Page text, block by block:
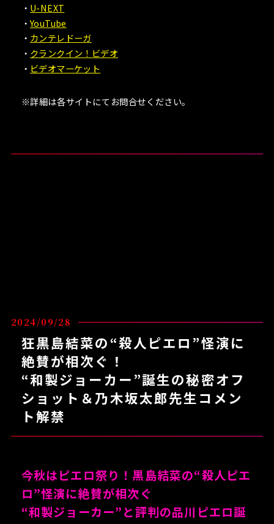
U-NEXT
YouTube
カンテレドーガ
クランクイン！ビデオ
ビデオマーケット
※詳細は各サイトにてお問合せください。
2024/09/28
狂黒島結菜の“殺人ピエロ”怪演に
絶賛が相次ぐ！
“和製ジョーカー”誕生の秘密オフ
ショット＆乃木坂太郎先生コメン
ト解禁
今秋はピエロ祭り！黒島結菜の“殺人ピエ
ロ”怪演に絶賛が相次ぐ
“和製ジョーカー”と評判の品川ピエロ誕